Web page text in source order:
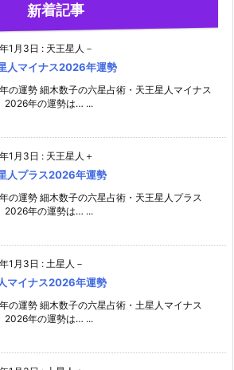
新着記事
1月3日 : 天王星人－
人マイナス2026年運勢
の運勢 細木数子の六星占術・天王星人マイナス
2026年の運勢は… ...
1月3日 : 天王星人＋
人プラス2026年運勢
の運勢 細木数子の六星占術・天王星人プラス
2026年の運勢は… ...
1月3日 : 土星人－
マイナス2026年運勢
の運勢 細木数子の六星占術・土星人マイナス
2026年の運勢は… ...